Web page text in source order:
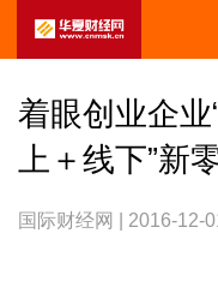
着眼创业企业
上＋线下”新
国际财经网 | 2016-12-